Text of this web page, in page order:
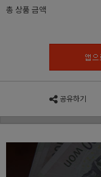
총 상품 금액
공유하기